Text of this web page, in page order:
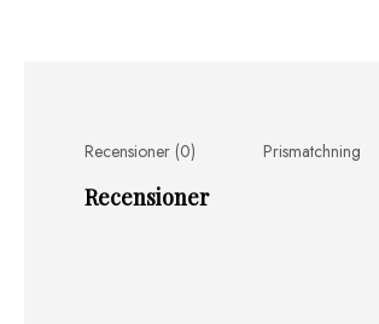
Recensioner (0) Prismatchning
Recensioner